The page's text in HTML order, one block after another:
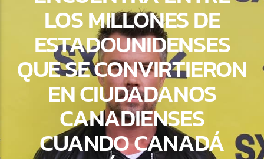
CURRENT TRACK
LOS MILLONES DE
ESTADOUNIDENSES
QUE SE CONVIRTIERON
EN CIUDADANOS
CANADIENSES
CUANDO CANADÁ